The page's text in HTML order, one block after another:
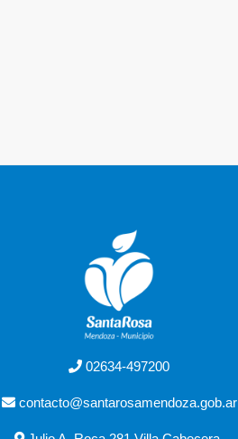
02634-497200
contacto@santarosamendoza.gob.ar